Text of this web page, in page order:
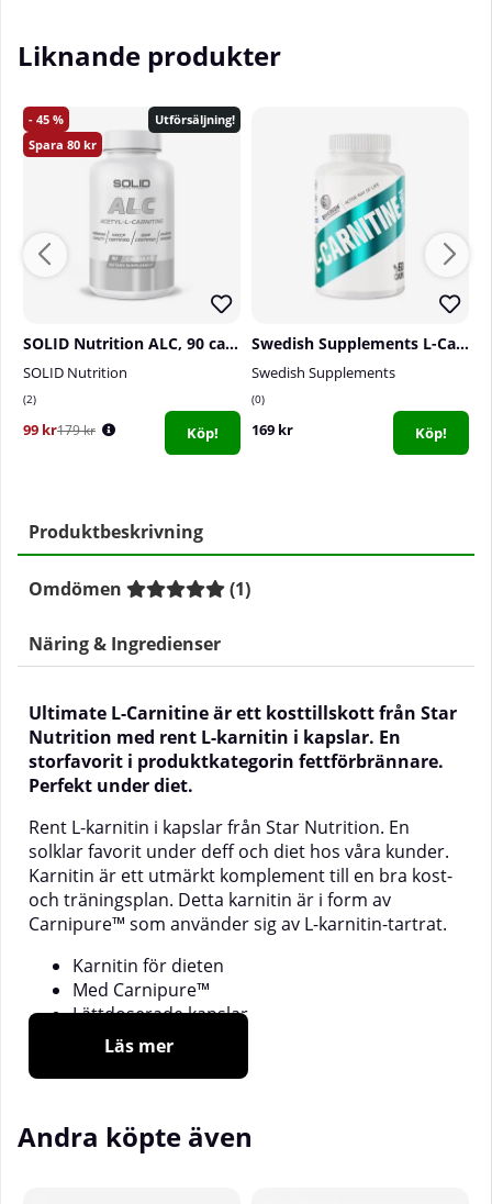
Liknande produkter
45
80
Utförsäljning!
SOLID Nutrition ALC, 90 caps
SOLID Nutrition
2
99 kr179 kr Köp!
Swedish Supplements L-Carnitine Forte, 60 caps
Swedish Supplements
0
169 kr Köp!
Produktbeskrivning
Omdömen (1)
Näring & Ingredienser
Ultimate L-Carnitine är ett kosttillskott från Star
Nutrition med rent L-karnitin i kapslar. En
storfavorit i produktkategorin fettförbrännare.
Perfekt under diet.
Rent L-karnitin i kapslar från Star Nutrition. En
solklar favorit under deff och diet hos våra kunder.
Karnitin är ett utmärkt komplement till en bra kost-
och träningsplan. Detta karnitin är i form av
Carnipure™ som använder sig av L-karnitin-tartrat.
Karnitin för dieten
Med Carnipure™
Lättdoserade kapslar
1 500 mg karnitin
komponent i kroppens fettförbränning, då det krävs
för transport av fettsyror in till kroppscellernas
Läs mer
Andra köpte även